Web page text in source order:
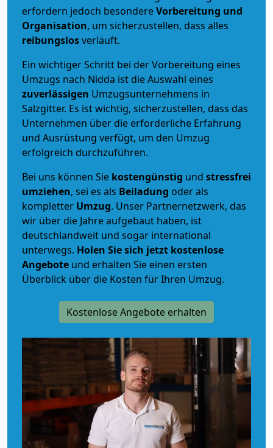
erfordern jedoch besondereVorbereitung und
Organisation, um sicherzustellen, dass alles
reibungslosverläuft.
Ein wichtiger Schritt bei der Vorbereitung eines
Umzugs nach Nidda ist die Auswahl eines
zuverlässigen Umzugsunternehmens in
Salzgitter. Es ist wichtig, sicherzustellen, dass das
Unternehmen über die erforderliche Erfahrung
und Ausrüstung verfügt, um den Umzug
erfolgreich durchzuführen.
Bei uns können Sie kostengünstig und stressfrei
umziehen, sei es als Beiladung oder als
kompletter Umzug. Unser Partnernetzwerk, das
wir über die Jahre aufgebaut haben, ist
deutschlandweit und sogar international
unterwegs. Holen Sie sich jetzt kostenlose
Angebote und erhalten Sie einen ersten
Überblick über die Kosten für Ihren Umzug.
Kostenlose Angebote erhalten